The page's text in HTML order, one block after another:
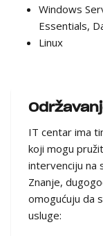
Windows
Essentials,
Linux
IT centar ima
koji mogu
intervenciju na
Znanje,
omogućuju da
usluge: